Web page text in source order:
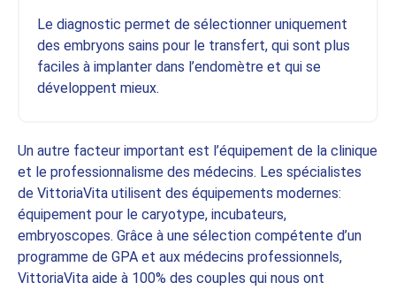
Le diagnostic permet de sélectionner uniquement
des embryons sains pour le transfert, qui sont plus
faciles à implanter dans l’endomètre et qui se
développent mieux.
Un autre facteur important est l’équipement de la clinique
et le professionnalisme des médecins. Les spécialistes
de VittoriaVita utilisent des équipements modernes:
équipement pour le caryotype, incubateurs,
embryoscopes. Grâce à une sélection compétente d’un
programme de GPA et aux médecins professionnels,
VittoriaVita aide à 100% des couples qui nous ont